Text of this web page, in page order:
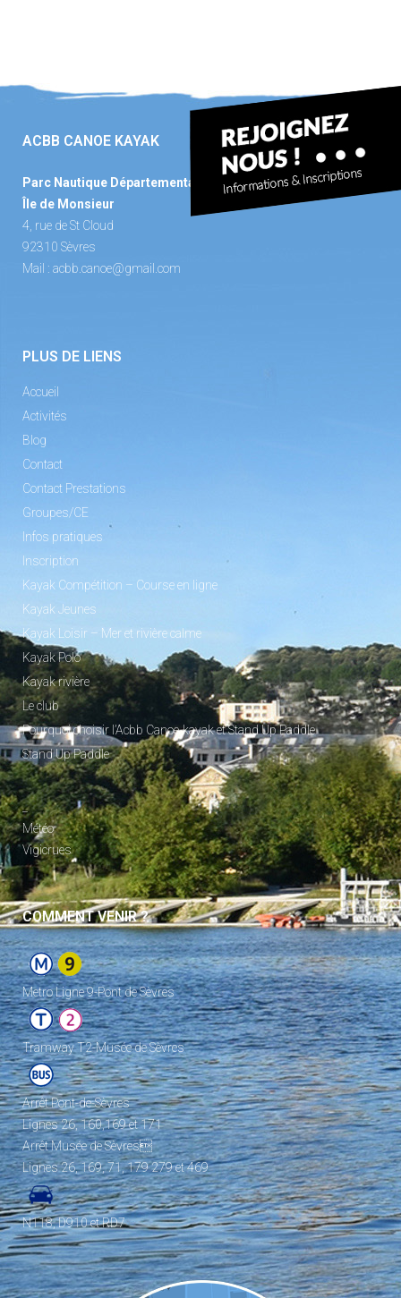
ACBB CANOE KAYAK
Parc Nautique Départemental
Île de Monsieur
4, rue de St Cloud
92310 Sèvres
Mail : acbb.canoe@gmail.com
PLUS DE LIENS
Accueil
Activités
Blog
Contact
Contact Prestations
Groupes/CE
Infos pratiques
Inscription
Kayak Compétition – Course en ligne
Kayak Jeunes
Kayak Loisir – Mer et rivière calme
Kayak Polo
Kayak rivière
Le club
Pourquoi choisir l’Acbb Canoe-kayak et Stand Up Paddle
Stand Up Paddle
_
Météo
Vigicrues
COMMENT VENIR ?
Metro Ligne 9-Pont de Sèvres
Tramway T2-Musée de Sèvres
Arrêt Pont-de-Sèvres
Lignes 26, 160,169 et 171
Arrêt Musée de Sèvres
Lignes 26, 169, 71, 179 279 et 469
N118, D910 et RD7